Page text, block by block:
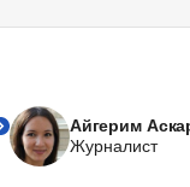
Айгерим
Журналист